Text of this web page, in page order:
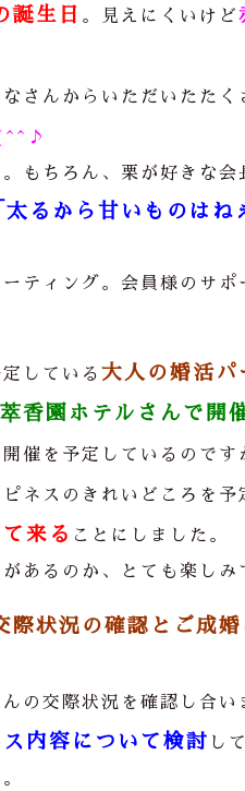
誕生日 。見えにくいけど
さんからいただいたたく
もちろん、栗が好きな
太るから甘いものはね
ティング。会員様のサ
している 大人の婚活パ
香園ホテルさんで開
催を予定しているのです
ネスのきれいどころを
来る ことにしました。
あるのか、とても楽しみ
際状況の確認とご成
の交際状況を確認し合い
内容について検討 し